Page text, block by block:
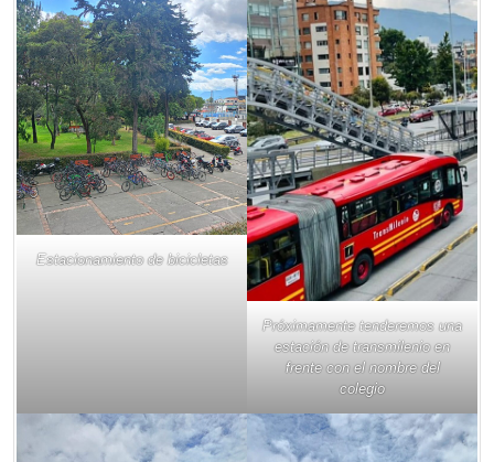
Estacionamiento de bicicletas
Próximamente tenderemos una
estación de transmilenio en
frente con el nombre del
colegio